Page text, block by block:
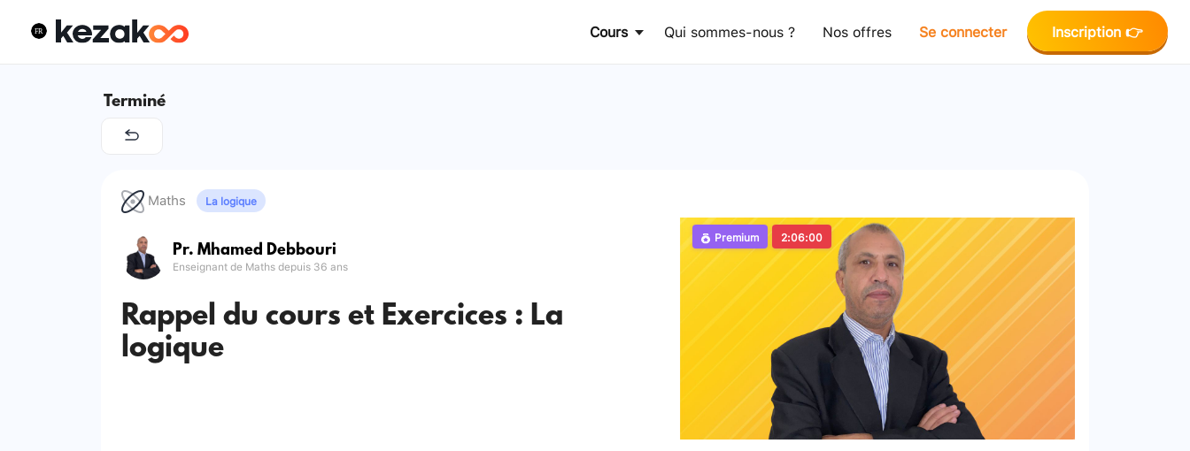
Cours Qui sommes-nous ? Nos offres Se connecter Inscription 👉
Terminé
Maths La logique
Pr. Mhamed Debbouri
Enseignant de Maths depuis 36 ans
Rappel du cours et Exercices : La
logique
Premium 2:06:00